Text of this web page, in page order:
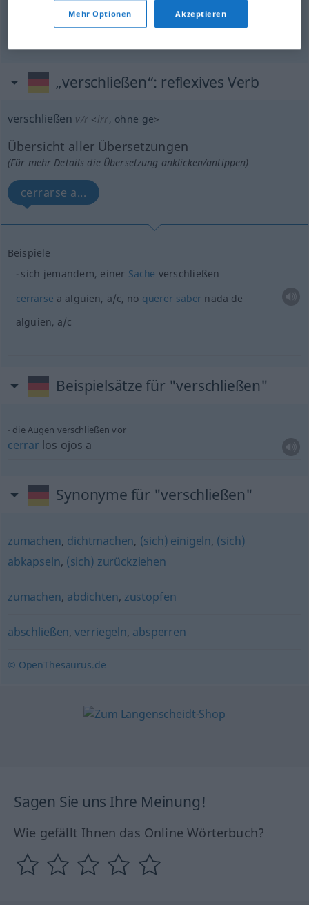
verschließen(≈ wegschließen)
„verschließen“: reflexives Verb
verschließen v/r <irr, ohne ge>
Übersicht aller Übersetzungen
(Für mehr Details die Übersetzung anklicken/antippen)
cerrarse a...
Beispiele
sich jemandem, einer Sache verschließen
cerrarse a alguien, a/c, no querer saber nada de
alguien, a/c
Beispielsätze für "verschließen"
die Augen verschließen vor
cerrar los ojos a
Synonyme für "verschließen"
zumachen, dichtmachen, (sich) einigeln, (sich)
abkapseln, (sich) zurückziehen
zumachen, abdichten, zustopfen
abschließen,verriegeln, absperren
© OpenThesaurus.de
Sagen Sie uns Ihre Meinung!
Wie gefällt Ihnen das Online Wörterbuch?
Mehr Optionen Akzeptieren